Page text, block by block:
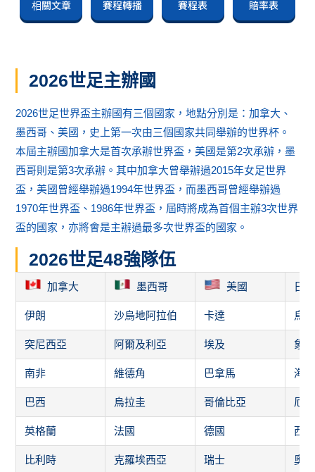
相關文章 賽程轉播 賽程表 賠率表
2026世足主辦國
2026世足世界盃主辦國有三個國家，地點分別是：加拿大、
墨西哥、美國，史上第一次由三個國家共同舉辦的世界杯。
本屆主辦國加拿大是首次承辦世界盃，美國是第2次承辦，墨
西哥則是第3次承辦。其中加拿大曾舉辦過2015年女足世界
盃，美國曾經舉辦過1994年世界盃，而墨西哥曾經舉辦過
1970年世界盃、1986年世界盃，屆時將成為首個主辦3次世界
盃的國家，亦將會是主辦過最多次世界盃的國家。
2026世足48強隊伍
加拿大 墨西哥 美國 日本
伊朗 沙烏地阿拉伯 卡達 烏
突尼西亞 阿爾及利亞 埃及 象
南非 維德角 巴拿馬 海地
巴西 烏拉圭 哥倫比亞 厄
英格蘭 法國 德國 西
比利時 克羅埃西亞 瑞士 奧